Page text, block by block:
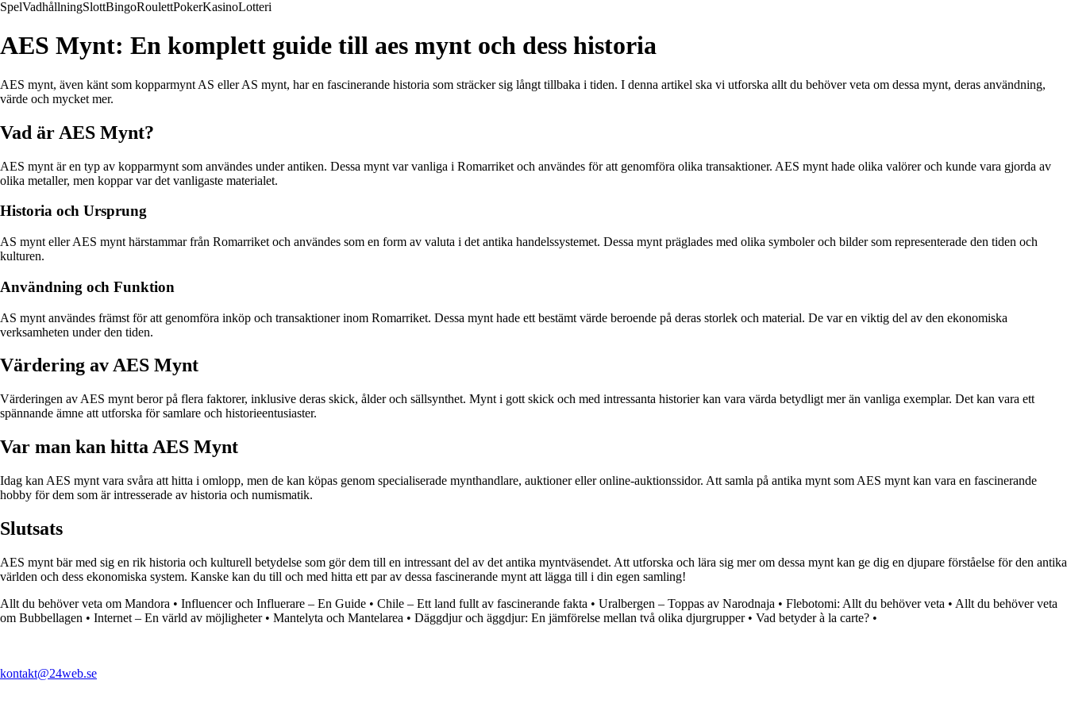
SpelVadhållningSlottBingoRoulettPokerKasinoLotteri
AES Mynt: En komplett guide till aes mynt och dess historia
AES mynt, även känt som kopparmynt AS eller AS mynt, har en fascinerande historia som sträcker sig långt tillbaka i tiden. I denna artikel ska vi utforska allt du behöver veta om dessa mynt, deras användning,
värde och mycket mer.
Vad är AES Mynt?
AES mynt är en typ av kopparmynt som användes under antiken. Dessa mynt var vanliga i Romarriket och användes för att genomföra olika transaktioner. AES mynt hade olika valörer och kunde vara gjorda av
olika metaller, men koppar var det vanligaste materialet.
Historia och Ursprung
AS mynt eller AES mynt härstammar från Romarriket och användes som en form av valuta i det antika handelssystemet. Dessa mynt präglades med olika symboler och bilder som representerade den tiden och
kulturen.
Användning och Funktion
AS mynt användes främst för att genomföra inköp och transaktioner inom Romarriket. Dessa mynt hade ett bestämt värde beroende på deras storlek och material. De var en viktig del av den ekonomiska
verksamheten under den tiden.
Värdering av AES Mynt
Värderingen av AES mynt beror på flera faktorer, inklusive deras skick, ålder och sällsynthet. Mynt i gott skick och med intressanta historier kan vara värda betydligt mer än vanliga exemplar. Det kan vara ett
spännande ämne att utforska för samlare och historieentusiaster.
Var man kan hitta AES Mynt
Idag kan AES mynt vara svåra att hitta i omlopp, men de kan köpas genom specialiserade mynthandlare, auktioner eller online-auktionssidor. Att samla på antika mynt som AES mynt kan vara en fascinerande
hobby för dem som är intresserade av historia och numismatik.
Slutsats
AES mynt bär med sig en rik historia och kulturell betydelse som gör dem till en intressant del av det antika myntväsendet. Att utforska och lära sig mer om dessa mynt kan ge dig en djupare förståelse för den antika
världen och dess ekonomiska system. Kanske kan du till och med hitta ett par av dessa fascinerande mynt att lägga till i din egen samling!
Allt du behöver veta om Mandora • Influencer och Influerare – En Guide • Chile – Ett land fullt av fascinerande fakta • Uralbergen – Toppas av Narodnaja • Flebotomi: Allt du behöver veta • Allt du behöver veta
om Bubbellagen • Internet – En värld av möjligheter• Mantelyta och Mantelarea • Däggdjur och äggdjur: En jämförelse mellan två olika djurgrupper• Vad betyder à la carte? •
kontakt@24web.se